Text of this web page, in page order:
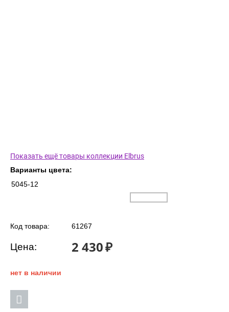
Показать ещё товары коллекции Elbrus
Варианты цвета:
5045-12
Код товара: 61267
Цена: 2 430₽
нет в наличии